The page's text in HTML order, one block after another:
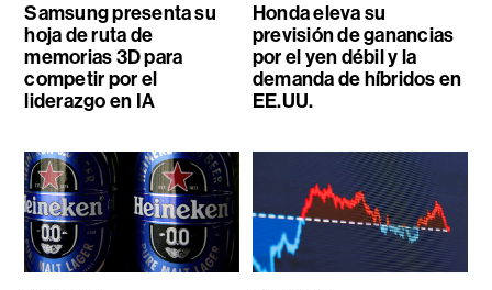
Samsung presenta su
hoja de ruta de
memorias 3D para
competir por el
liderazgo en IA
Honda eleva su
previsión de ganancias
por el yen débil y la
demanda de híbridos en
EE.UU.